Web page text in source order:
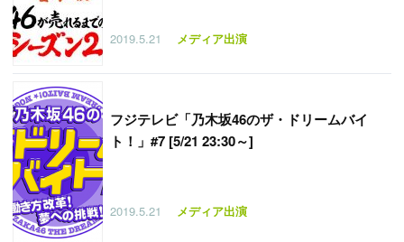
2019.5.21 メディア出演
フジテレビ「乃木坂46のザ・ドリームバイ
ト！」#7 [5/21 23:30～]
2019.5.21 メディア出演